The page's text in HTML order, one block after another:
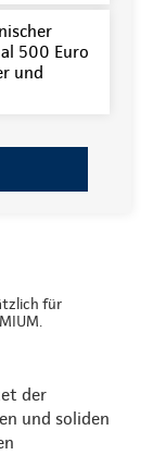
500 Euro
und
für
der
und soliden